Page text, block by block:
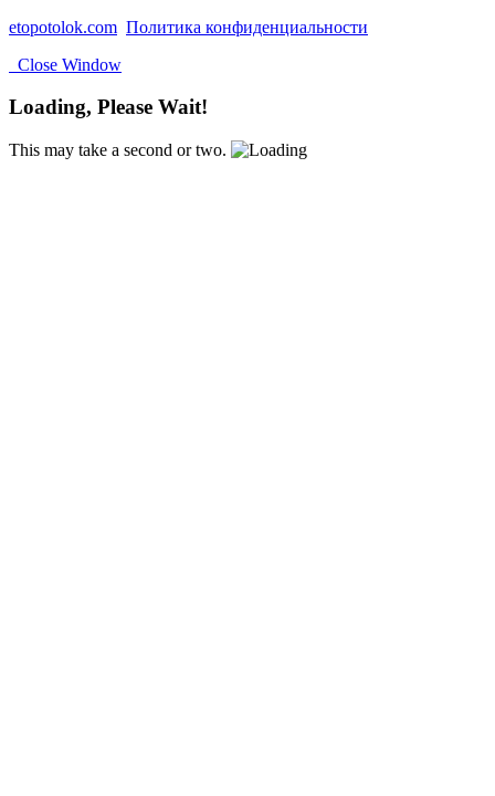
etopotolok.com Политика конфиденциальности
Close Window
Loading, Please Wait!
This may take a second or two.